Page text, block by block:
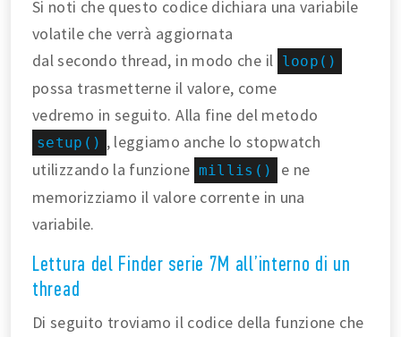
Si noti che questo codice dichiara una variabile
volatile che verrà aggiornata
dal secondo thread, in modo che il
loop()
possa trasmetterne il valore, come
vedremo in seguito. Alla fine del metodo
setup() , leggiamo anche lo stopwatch
utilizzando la funzione millis()
e ne
memorizziamo il valore corrente in una
variabile.
Lettura del Finder serie 7M all’interno di un
thread
Di seguito troviamo il codice della funzione che